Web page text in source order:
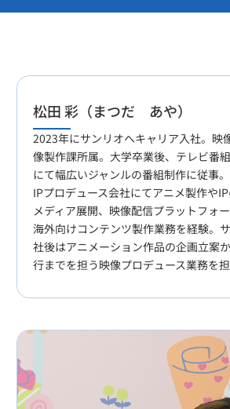
松田 彩（まつだ あや）
2023年にサンリオへキャリア入社。映
像製作課所属。大学卒業後、テレビ番
にて幅広いジャンルの番組制作に従事。
IPプロデュース会社にてアニメ製作や
メディア展開、映像配信プラットフォ
海外向けコンテンツ製作業務を経験。
社後はアニメーション作品の企画立案
行までを担う映像プロデュース業務を担